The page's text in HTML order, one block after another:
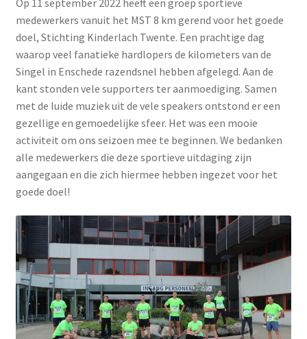
medewerkers vanuit het MST 8 km gerend voor het goede
doel, Stichting Kinderlach Twente. Een prachtige dag
waarop veel fanatieke hardlopers de kilometers van de
Singel in Enschede razendsnel hebben afgelegd. Aan de
kant stonden vele supporters ter aanmoediging. Samen
met de luide muziek uit de vele speakers ontstond er een
gezellige en gemoedelijke sfeer. Het was een mooie
activiteit om ons seizoen mee te beginnen. We bedanken
alle medewerkers die deze sportieve uitdaging zijn
aangegaan en die zich hiermee hebben ingezet voor het
goede doel!